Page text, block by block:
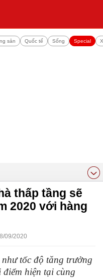
sản Quốc tế Sống Special
thấp tầng sẽ
2020 với hàng
09/2020
tốc độ tăng trưởng
hiện tại cùng